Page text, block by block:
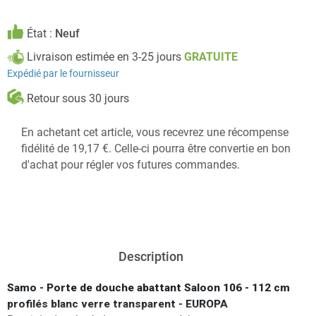
État : Neuf
Livraison estimée en 3-25 jours GRATUITE
Expédié par le fournisseur
Retour sous 30 jours
En achetant cet article, vous recevrez une récompense
fidélité de 19,17 €. Celle-ci pourra être convertie en bon
d'achat pour régler vos futures commandes.
Description
Samo - Porte de douche abattant Saloon 106 - 112 cm
profilés blanc verre transparent - EUROPA